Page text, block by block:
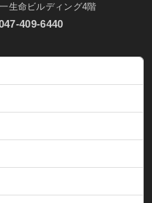
生命ビルディング4階
409-6440